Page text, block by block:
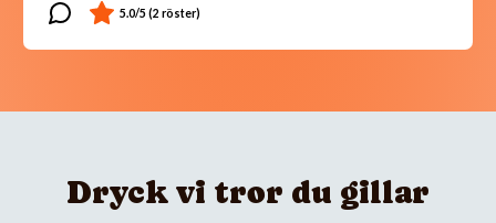
Dryck vi tror du gillar